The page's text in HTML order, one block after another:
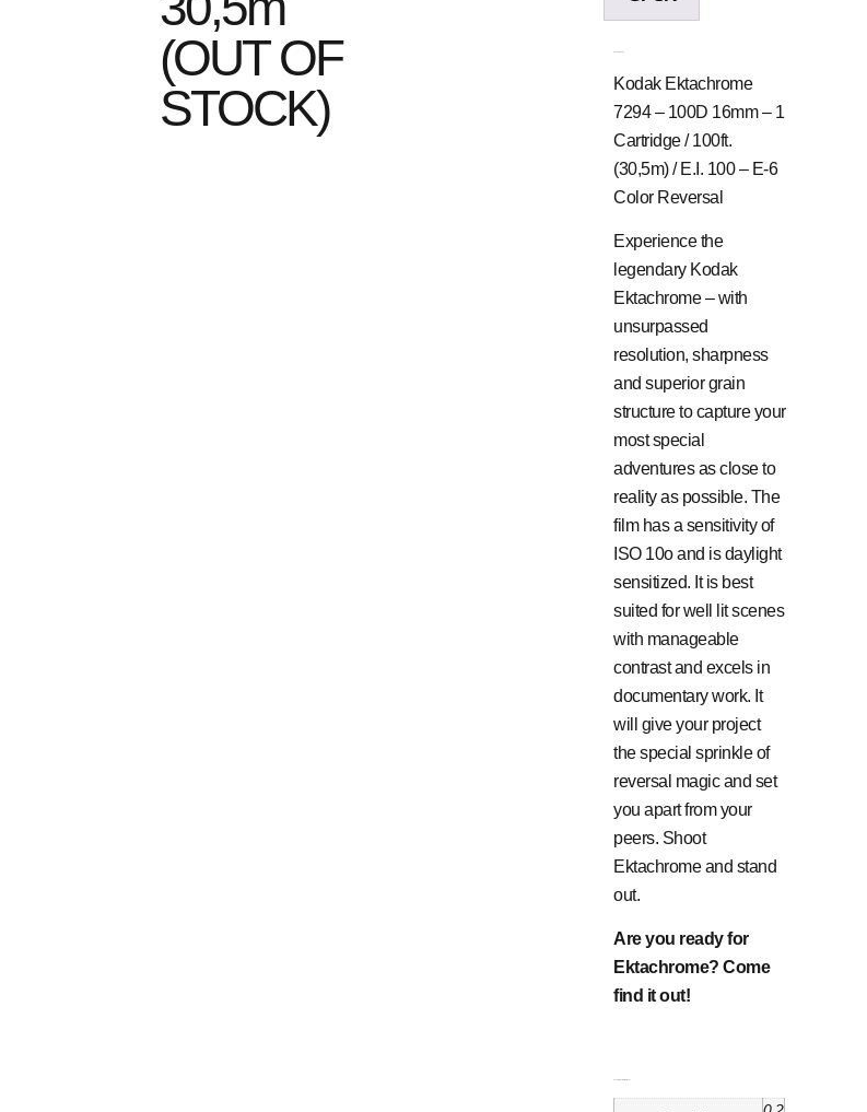
(OUT OF
STOCK)
Kodak Ektachrome
7294 – 100D 16mm – 1
Cartridge / 100ft.
(30,5m) / E.I. 100 – E-6
Color Reversal
Experience the
legendary Kodak
Ektachrome – with
unsurpassed
resolution, sharpness
and superior grain
structure to capture your
most special
adventures as close to
reality as possible. The
film has a sensitivity of
ISO 10o and is daylight
sensitized. It is best
suited for well lit scenes
with manageable
contrast and excels in
documentary work. It
will give your project
the special sprinkle of
reversal magic and set
you apart from your
peers. Shoot
Ektachrome and stand
out.
Are you ready for
Ektachrome? Come
find it out!